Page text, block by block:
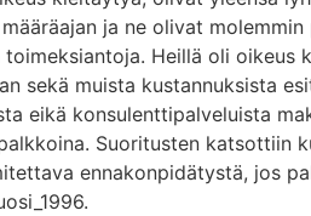
ja ne olivat
Heillä oli
sekä muista kustannuksista
eikä konsulenttipalveluista
Suoritusten katsottiin
ennakonpidätystä, jos